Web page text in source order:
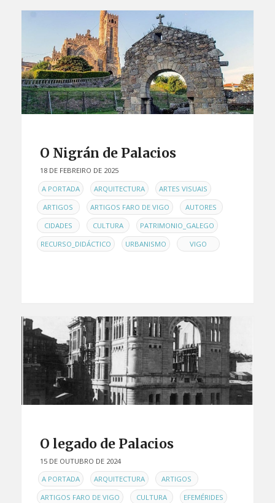
O Nigrán de Palacios
18 DE FEBREIRO DE 2025
ENA PORTADA , ARQUITECTURA , ARTES VISUAIS ,
ARTIGOS , ARTIGOS FARO DE VIGO , AUTORES ,
CIDADES , CULTURA , PATRIMONIO_GALEGO ,
RECURSO_DIDÁCTICO , URBANISMO , VIGO
O legado de Palacios
15 DE OUTUBRO DE 2024
ENA PORTADA , ARQUITECTURA , ARTIGOS ,
ARTIGOS FARO DE VIGO , CULTURA , EFEMÉRIDES ,